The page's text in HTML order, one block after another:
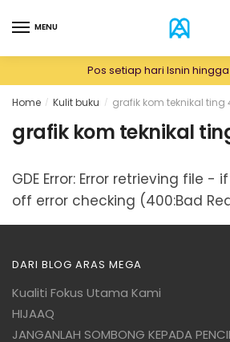
to
to
MENU
Pos setiap hari Isnin
Home / Kulit buku / grafik kom teknikal ting
grafik kom teknikal
GDE Error: Error retrieving file -
off error checking (400:Bad
DARI BLOG ARAS MEGA
Kualiti Fokus Utama Kami
HIJAAQ
JANGANLAH SOMBONG KEPADA